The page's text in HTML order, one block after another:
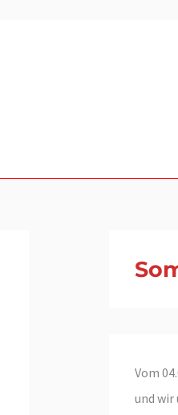
Vom
und wir